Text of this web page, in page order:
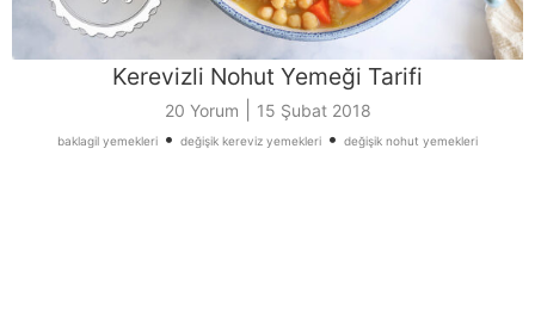
Kerevizli Nohut Yemeği Tarifi
20 Yorum 15 Şubat 2018
baklagil yemekleri • değişik kereviz yemekleri • değişik nohut yemekleri